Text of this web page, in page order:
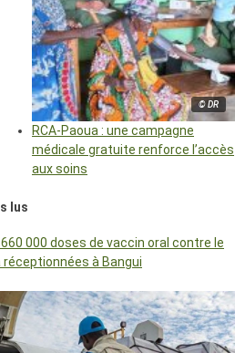
© DR
RCA-Paoua : une campagne
médicale gratuite renforce l’accès
aux soins
lus
000 doses de vaccin oral contre le
réceptionnées à Bangui